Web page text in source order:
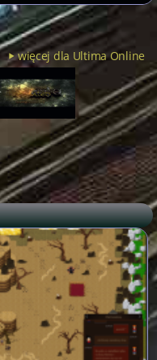
więcej dla Ultima Online